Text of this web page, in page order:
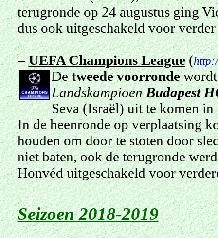
terugronde op 24 augustus ging
dus ook uitgeschakeld voor
=UEFA Champions League(
Detweede voorrondewordt
LandskampioenBudapest
Seva (Israël) uit te komen
In de heenronde op verplaatsing
houden om door te stoten door
niet baten, ook de terugronde
Honvéd uitgeschakeld voor
Seizoen 2018-2019